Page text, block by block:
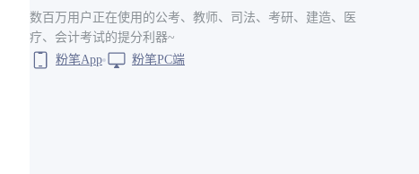
数百万用户正在使用的公考、教师、司法、考研、建造、医
疗、会计考试的提分利器~
粉笔App
粉笔PC端